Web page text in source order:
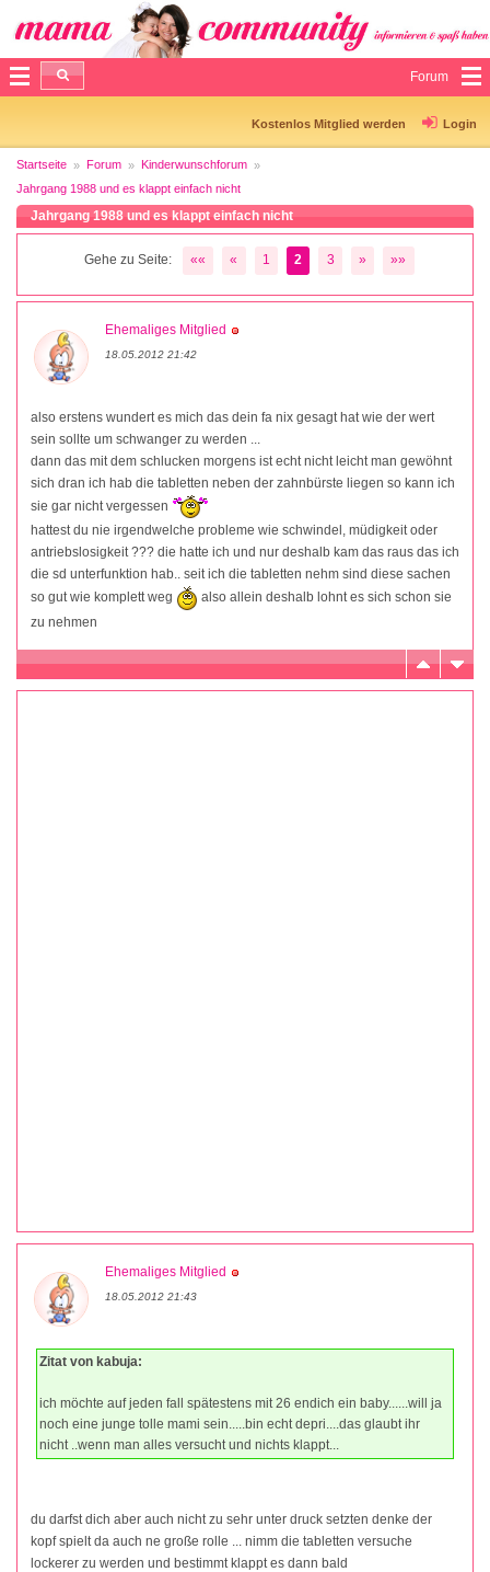
Forum
Kostenlos Mitglied werden Login
Startseite Forum
Kinderwunschforum
Jahrgang 1988 und es klappt einfach nicht
Jahrgang 1988 und es klappt einfach nicht
Gehe zu Seite: «« « 1 2 3 » »»
Ehemaliges Mitglied
18.05.2012 21:42
also erstens wundert es mich das dein fa nix gesagt hat wie der wert
sein sollte um schwanger zu werden ...
dann das mit dem schlucken morgens ist echt nicht leicht man gewöhnt
sich dran ich hab die tabletten neben der zahnbürste liegen so kann ich
sie gar nicht vergessen
hattest du nie irgendwelche probleme wie schwindel, müdigkeit oder
antriebslosigkeit ??? die hatte ich und nur deshalb kam das raus das ich
die sd unterfunktion hab.. seit ich die tabletten nehm sind diese sachen
so gut wie komplett weg
also allein deshalb lohnt es sich schon sie
zu nehmen
Ehemaliges Mitglied
18.05.2012 21:43
Zitat von kabuja:
ich möchte auf jeden fall spätestens mit 26 endich ein baby......will ja
noch eine junge tolle mami sein.....bin echt depri....das glaubt ihr
nicht ..wenn man alles versucht und nichts klappt...
du darfst dich aber auch nicht zu sehr unter druck setzten denke der
kopf spielt da auch ne große rolle ... nimm die tabletten versuche
lockerer zu werden und bestimmt klappt es dann bald